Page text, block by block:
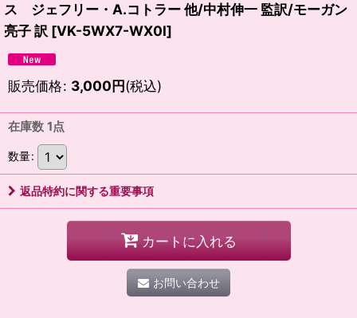
ス ジェフリー・A.コトラー 他/中村伸一 監訳/モーガン
亮子 訳 [VK-5WX7-WX0I]
販売価格: 3,000円(税込)
在庫数 1点
数量:
返品特約に関する重要事項
カートに入れる
お問い合わせ